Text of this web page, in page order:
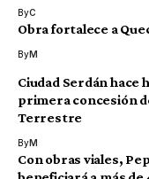
ByC
Obra fortalece a
ByM
Ciudad Serdán hace
primera concesión
Terrestre
ByM
Con obras viales,